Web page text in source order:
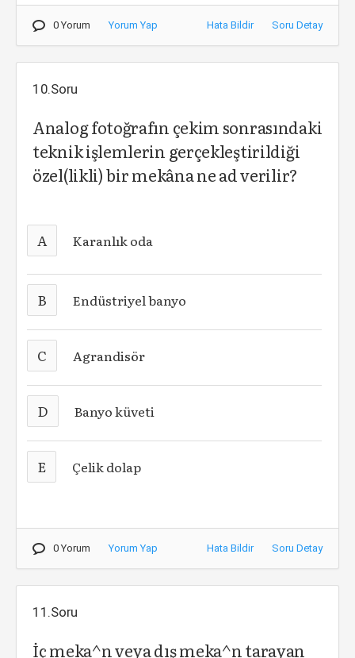
0 Yorum Yorum Yap Hata Bildir Soru Detay
10.Soru
Analog fotoğrafın çekim sonrasındaki
teknik işlemlerin gerçekleştirildiği
özel(likli) bir mekâna ne ad verilir?
A Karanlık oda
B Endüstriyel banyo
C Agrandisör
D Banyo küveti
E Çelik dolap
0 Yorum Yorum Yap Hata Bildir Soru Detay
11.Soru
İç meka^n veya dış meka^n tarayan